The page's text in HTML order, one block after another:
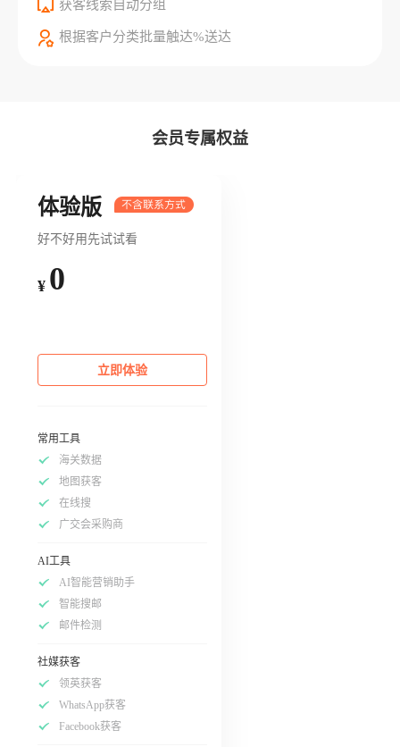
获客线索自动分组
根据客户分类批量触达%送达
会员专属权益
体验版
好不好用先试试看
¥ 0
立即体验
常用工具
海关数据
地图获客
在线搜
广交会采购商
AI工具
AI智能营销助手
智能搜邮
邮件检测
社媒获客
领英获客
WhatsApp获客
Facebook获客